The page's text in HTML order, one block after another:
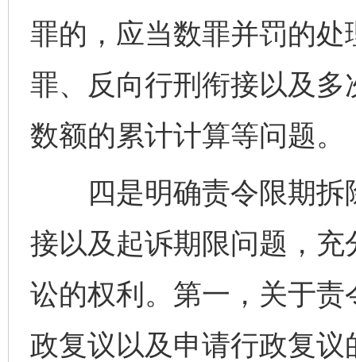
罪的，应当数罪并罚的
罪、反向行刑衔接以及
数额的累计计算等问题。
四是明确责令限期拆
接以及起诉期限问题，
讼的权利。第一，关于
政复议以及申请行政复